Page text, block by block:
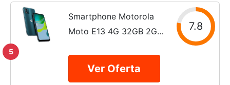
5
Smartphone Motorola
Moto E13 4G 32GB 2GB
7.8
Ver Oferta